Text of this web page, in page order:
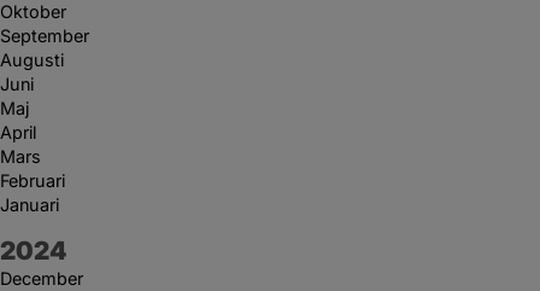
Oktober
September
Augusti
Juni
Maj
April
Mars
Februari
Januari
År:
2024
December